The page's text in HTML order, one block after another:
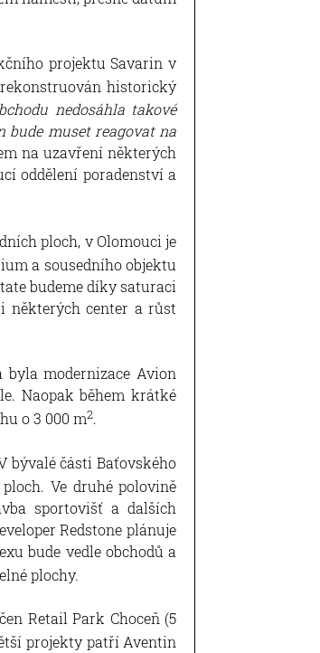
projektu Savarin v
historický
nedosáhla takové
bude muset reagovat na
na uzavření některých
oddělení poradenství a
ploch, v Olomouci je
a sousedního objektu
budeme díky saturaci
některých center a růst
byla modernizace Avion
Naopak během krátké
o 3 000 m2.
bývalé části Baťovského
Ve druhé polovině
sportovišť a dalších
Redstone plánuje
bude vedle obchodů a
plochy.
Retail Park Choceň (5
projekty patří Aventin